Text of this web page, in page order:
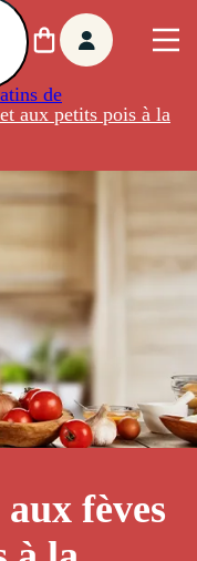
de
aux petits pois à la
fèves